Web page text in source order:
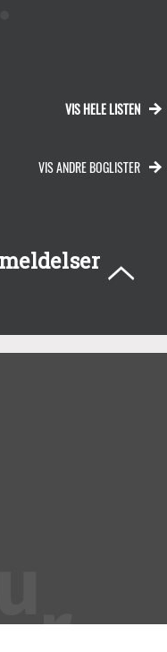
VIS HELE LISTEN
VIS ANDRE BOGLISTER